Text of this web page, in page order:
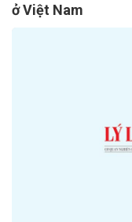
ở Việt Nam